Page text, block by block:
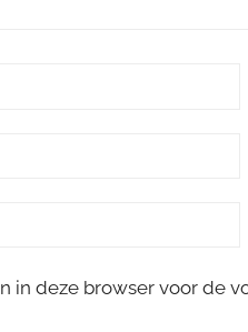
in deze browser voor de